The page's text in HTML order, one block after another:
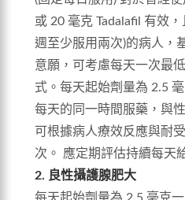
或 20 毫克 Tadalafil 有效
週至少服用兩次)的病人，
意願，可考慮每天一次最
式。每天起始劑量為 2.5
每天的同一時間服藥，與
可根據病人療效反應與耐
次。 應定期評估持續每天
2. 良性攝護腺肥大